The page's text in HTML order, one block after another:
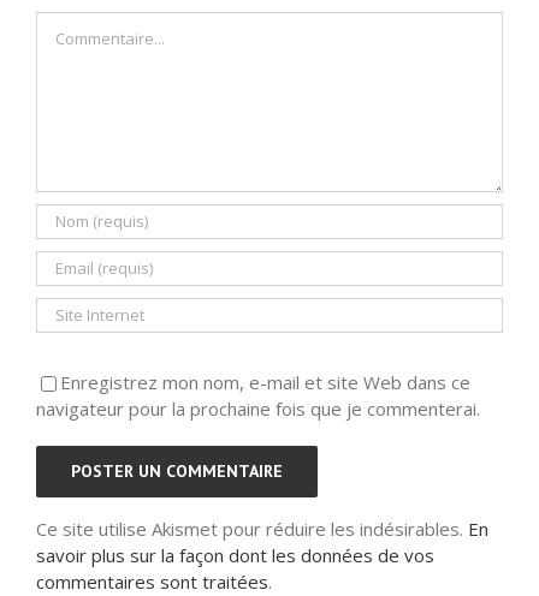
Enregistrez mon nom, e-mail et site Web dans ce
navigateur pour la prochaine fois que je commenterai.
Ce site utilise Akismet pour réduire les indésirables. En
savoir plus sur la façon dont les données de vos
commentaires sont traitées.